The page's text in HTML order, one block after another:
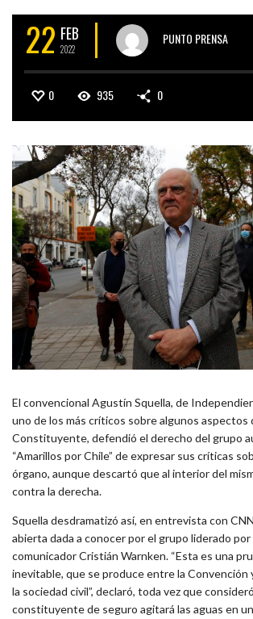
22 FEB
2022
PUNTO PRENSA
0 935 0
El convencional Agustín Squella, de
uno de los más críticos sobre algunos aspectos
Constituyente, defendió el derecho del grupo
“Amarillos por Chile” de expresar sus críticas
órgano, aunque descartó que al interior del
contra la derecha.
Squella desdramatizó así, en entrevista con
abierta dada a conocer por el grupo liderado
comunicador Cristián Warnken. “Esta es una
inevitable, que se produce entre la Convención
la sociedad civil”, declaró, toda vez que
constituyente de seguro agitará las aguas en